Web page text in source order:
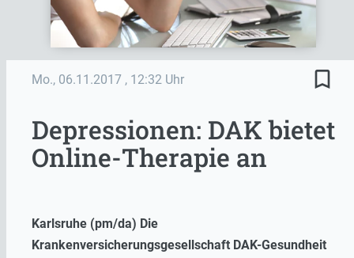
Mo., 06.11.2017 , 12:32 Uhr bookmark_border
Depressionen: DAK bietet
Online-Therapie an
Karlsruhe (pm/da) Die
Krankenversicherungsgesellschaft DAK-Gesundheit